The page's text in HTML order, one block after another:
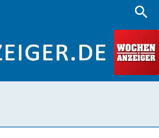
search